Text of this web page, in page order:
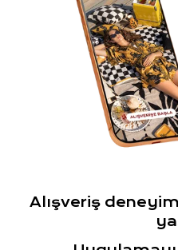
Alışveriş